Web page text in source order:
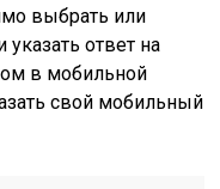
выбрать или
ответ на
в мобильной
свой мобильный